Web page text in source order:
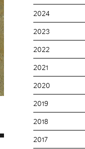
2024
2023
2022
2021
2020
2019
2018
2017